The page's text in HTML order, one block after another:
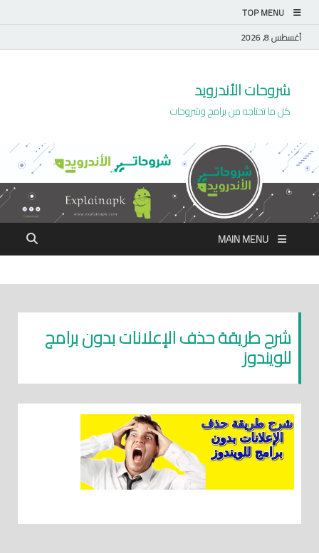
TOP MENU
أغسطس 8, 2026
شروحات الأندرويد
كل ما تحتاجه من برامج وشروحات
MAIN MENU
شرح طريقة حذف الإعلانات بدون برامج
للويندوز